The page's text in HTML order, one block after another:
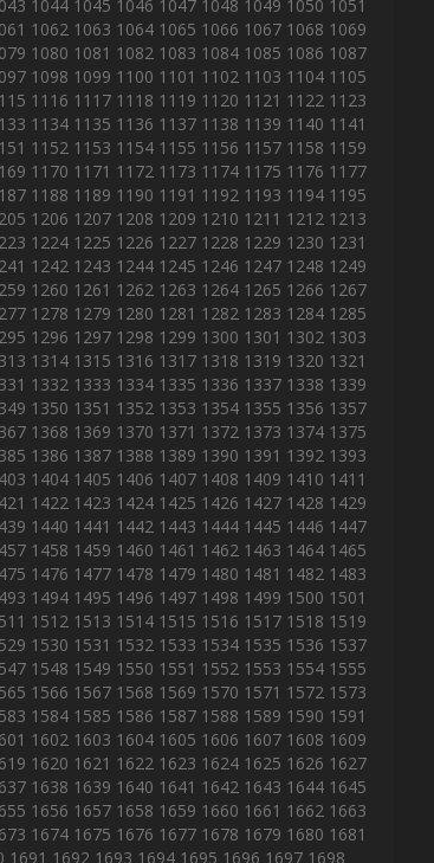
1044 1045 1046 1047 1048 1049 1050 1051
1062 1063 1064 1065 1066 1067 1068 1069
1080 1081 1082 1083 1084 1085 1086 1087
1098 1099 1100 1101 1102 1103 1104 1105
1116 1117 1118 1119 1120 1121 1122 1123
1134 1135 1136 1137 1138 1139 1140 1141
1152 1153 1154 1155 1156 1157 1158 1159
1170 1171 1172 1173 1174 1175 1176 1177
1188 1189 1190 1191 1192 1193 1194 1195
1206 1207 1208 1209 1210 1211 1212 1213
1224 1225 1226 1227 1228 1229 1230 1231
1242 1243 1244 1245 1246 1247 1248 1249
1260 1261 1262 1263 1264 1265 1266 1267
1278 1279 1280 1281 1282 1283 1284 1285
1296 1297 1298 1299 1300 1301 1302 1303
1314 1315 1316 1317 1318 1319 1320 1321
1332 1333 1334 1335 1336 1337 1338 1339
1350 1351 1352 1353 1354 1355 1356 1357
1368 1369 1370 1371 1372 1373 1374 1375
1386 1387 1388 1389 1390 1391 1392 1393
1404 1405 1406 1407 1408 1409 1410 1411
1422 1423 1424 1425 1426 1427 1428 1429
1440 1441 1442 1443 1444 1445 1446 1447
1458 1459 1460 1461 1462 1463 1464 1465
1476 1477 1478 1479 1480 1481 1482 1483
1494 1495 1496 1497 1498 1499 1500 1501
1512 1513 1514 1515 1516 1517 1518 1519
1530 1531 1532 1533 1534 1535 1536 1537
1548 1549 1550 1551 1552 1553 1554 1555
1566 1567 1568 1569 1570 1571 1572 1573
1584 1585 1586 1587 1588 1589 1590 1591
1602 1603 1604 1605 1606 1607 1608 1609
1620 1621 1622 1623 1624 1625 1626 1627
1638 1639 1640 1641 1642 1643 1644 1645
1656 1657 1658 1659 1660 1661 1662 1663
1674 1675 1676 1677 1678 1679 1680 1681
1691 1692 1693 1694 1695 1696 1697 1698